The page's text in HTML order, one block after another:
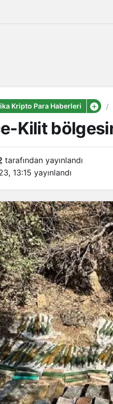
Kripto Para Haberleri
Kilit
tarafından yayınlandı
13:15 yayınlandı